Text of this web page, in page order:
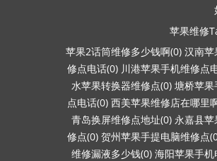
苹果维修
苹果2话筒维修多少钱啊(0) 汉南苹
修点电话(0) 川港苹果手机维修点
水苹果转换器维修点(0) 塘桥苹果
点电话(0) 西美苹果维修店在哪里
青岛换屏维修点地址(0) 永嘉县
修点(0) 贺州苹果手提电脑维修点
维修漏液多少钱(0) 海阳苹果手机